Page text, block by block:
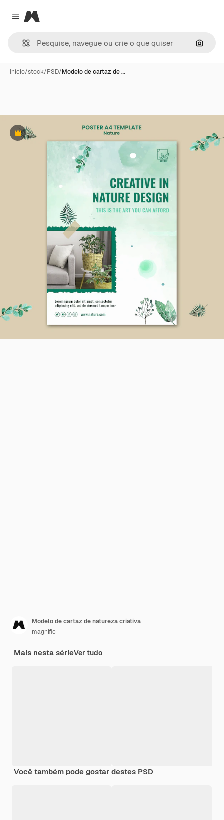
Close menu
Magnific
Início/stock/PSD/Modelo de cartaz de …
Premium
Modelo de cartaz de natureza criativa
magnific
Mais nesta sérieVer tudo
Você também pode gostar destes PSD